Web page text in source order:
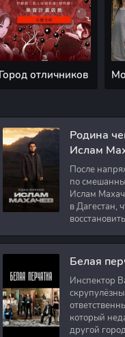
Город отличников
Родина
Ислам
После
по
Ислам
в Дагестан,
Вместе с
оператор и
Белая
Инспектор
который
другой